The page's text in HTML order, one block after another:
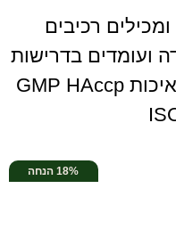
רכיבים
ועומדים בדרישות
משרד הבריאות לפי תקני איכות GMP HAccp
18% הנחה